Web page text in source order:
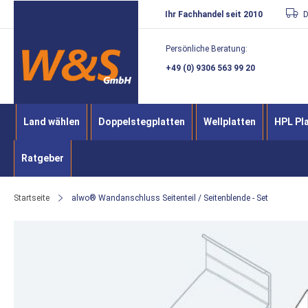
Direkt
zum
Inhalt
Ihr Fachhandel seit 2010
Persönliche Beratung:
+49 (0) 9306 563 99 20
Land wählen Doppelstegplatten Wellplatten HPL
Ratgeber
Startseite alwo® Wandanschluss Seitenteil / Seitenblende - Set